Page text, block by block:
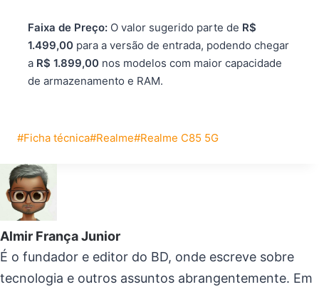
Faixa de Preço: O valor sugerido parte de R$
1.499,00 para a versão de entrada, podendo chegar
a R$ 1.899,00 nos modelos com maior capacidade
de armazenamento e RAM.
Tags
Post:
#Ficha técnica#Realme#Realme C85 5G
Almir França Junior
É o fundador e editor do BD, onde escreve sobre
tecnologia e outros assuntos abrangentemente. Em